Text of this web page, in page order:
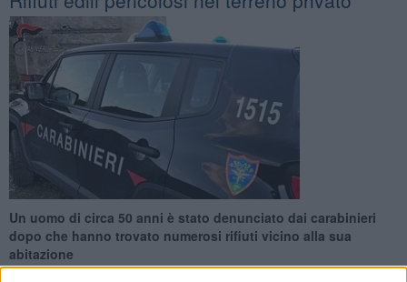
Un uomo di circa 50 anni è stato denunciato dai carabinieri
dopo che hanno trovato numerosi rifiuti vicino alla sua
abitazione